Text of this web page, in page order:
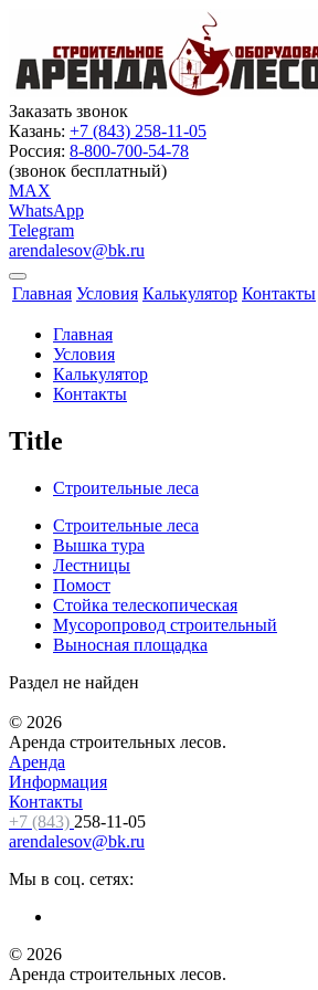
Заказать звонок
Казань: +7 (843) 258-11-05
Россия: 8-800-700-54-78
(звонок бесплатный)
MAX
WhatsApp
Telegram
arendalesov@bk.ru
Главная Условия Калькулятор Контакты
Главная
Условия
Калькулятор
Контакты
Title
Строительные леса
Строительные леса
Вышка тура
Лестницы
Помост
Cтойка телескопическая
Мусоропровод строительный
Выносная площадка
Раздел не найден
© 2026
Аренда строительных лесов.
Аренда
Информация
Контакты
+7 (843) 258-11-05
arendalesov@bk.ru
Мы в соц. сетях:
© 2026
Аренда строительных лесов.